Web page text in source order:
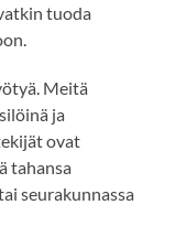
tuoda
Meitä
ja
ovat
tahansa
seurakunnassa